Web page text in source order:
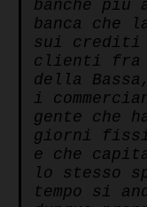
banche più
banca che
sui crediti
clienti fra
della
i
gente che
giorni
e che
lo stesso
tempo si